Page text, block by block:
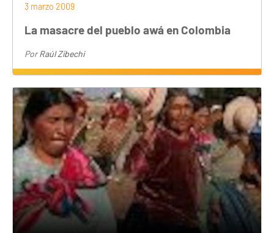
3 marzo 2009
La masacre del pueblo awá en Colombia
PorRaúl Zibechi